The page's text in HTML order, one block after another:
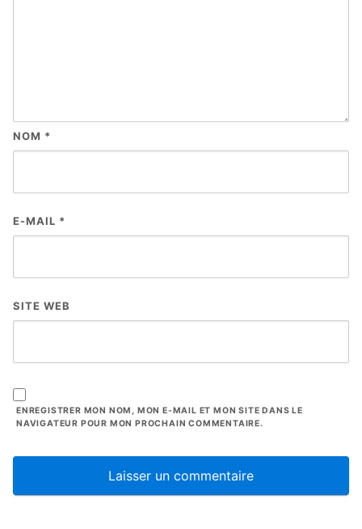
NOM *
E-MAIL *
SITE WEB
ENREGISTRER MON NOM, MON E-MAIL ET MON SITE DANS LE
NAVIGATEUR POUR MON PROCHAIN COMMENTAIRE.